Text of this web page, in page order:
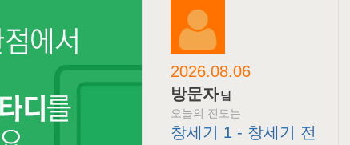
2026.08.06
방문자님
오늘의 진도는
창세기 1 - 창세기 전